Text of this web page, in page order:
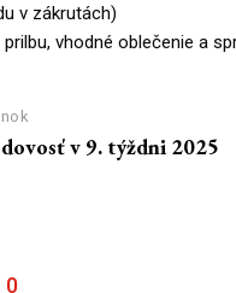
v zákrutách)
vhodné oblečenie a
v 9. týždni 2025
0